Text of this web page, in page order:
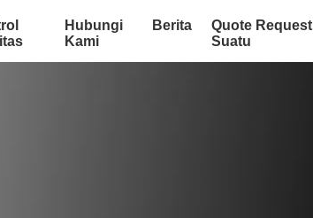
Hubungi
Kami
Berita
Quote Request
Suatu